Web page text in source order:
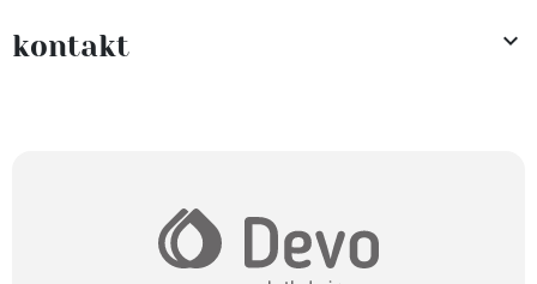
kontakt 